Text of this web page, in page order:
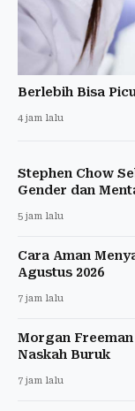
Berlebih Bisa
4 jam lalu
Stephen Chow
Gender dan
5 jam lalu
Cara Aman
Agustus 2026
7 jam lalu
Morgan
Naskah Buruk
7 jam lalu